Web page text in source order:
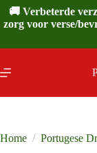
Ga
naar
de
🚚 Verbeterde
zorg voor verse/
Home / Portugese